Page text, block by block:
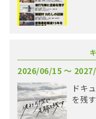
2026/06/15 〜
ドキ
を残